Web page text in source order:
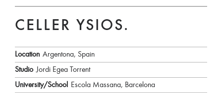
CELLER YSIOS.
Location Argentona, Spain
Studio Jordi Egea Torrent
University/School
Escola Massana, Barcelona